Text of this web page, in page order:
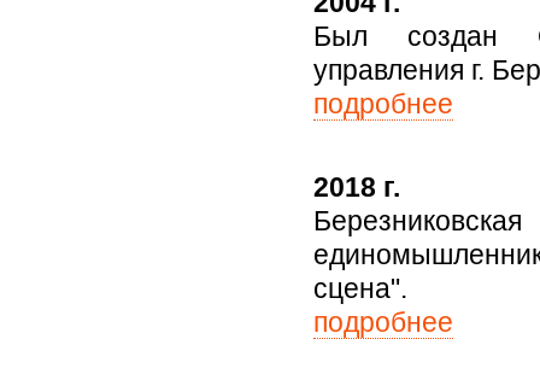
Был создан
управления г.
подробнее
2018 г.
сцена".
подробнее